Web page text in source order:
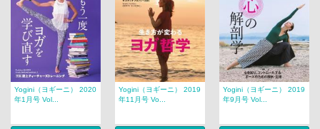
Yogini（ヨギーニ） 2020
年1月号 Vol...
Yogini（ヨギーニ） 2019
年11月号 Vo...
Yogini（ヨギーニ） 2019
年9月号 Vol...